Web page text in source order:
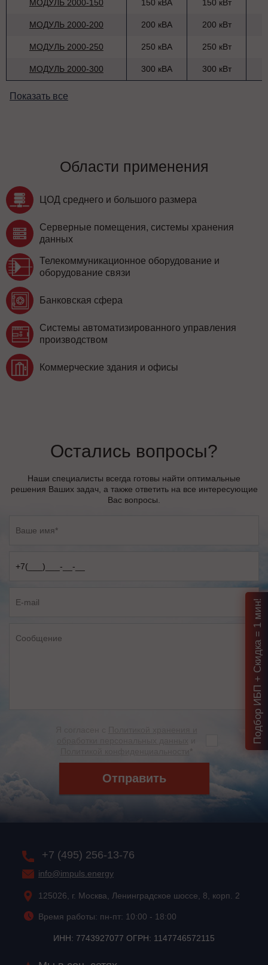
МОДУЛЬ 2000-150 150 кВА 150 кВт
МОДУЛЬ 2000-200 200 кВА 200 кВт
МОДУЛЬ 2000-250 250 кВА 250 кВт
МОДУЛЬ 2000-300 300 кВА 300 кВт
Показать все
Области применения
ЦОД среднего и большого размера
Серверные помещения, системы хранения
данных
Телекоммуникационное оборудование и
оборудование связи
Банковская сфера
Системы автоматизированного управления
производством
Коммерческие здания и офисы
Остались вопросы?
Наши специалисты всегда готовы найти оптимальные
решения Ваших задач, а также ответить на все интересующие
Вас вопросы.
Отправить
+7 (495) 256-13-76
info@impuls.energy
125026, г. Москва, Ленинградское шоссе, 8, корп. 2
Время работы: пн-пт: 10:00 - 18:00
ИНН: 7743927077 ОГРН: 1147746572115
Подбор ИБП + Скидка = 1 мин!